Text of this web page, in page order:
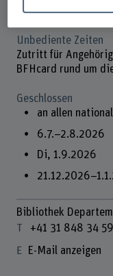
Keine Ausleihe
Unbediente Zeiten
Zutritt für
BFHcard rund um
Geschlossen
an allen
6.7.–2.8.2026
Di, 1.9.2026
Bibliothek
+41 31 848 34 59
E-Mail anzeigen